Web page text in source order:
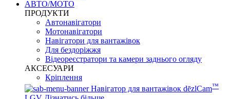
АВТО/МОТО
ПРОДУКТИ
Автонавігатори
Мотонавігатори
Навігатори для вантажівок
Для бездоріжжя
Відеореєстратори та камери заднього огляду
АКСЕСУАРИ
Кріплення
Навігатор для вантажівок dēzlCam™